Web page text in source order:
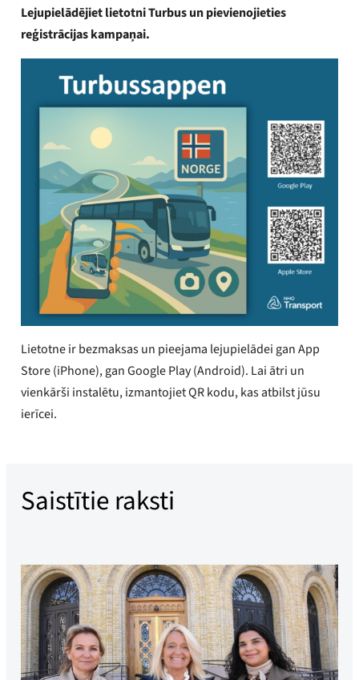
Lejupielādējiet lietotni Turbus un pievienojieties
reģistrācijas kampaņai.
Lietotne ir bezmaksas un pieejama lejupielādei gan App
Store (iPhone), gan Google Play (Android). Lai ātri un
vienkārši instalētu, izmantojiet QR kodu, kas atbilst jūsu
ierīcei.
Saistītie raksti